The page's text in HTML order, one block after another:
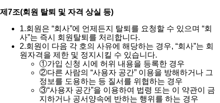
제7조(회원 탈퇴 및 자격 상실 등)
1.회원은 “회사”에 언제든지 탈퇴를 요청할 수 있으며 “회
사”는 즉시 회원탈퇴를 처리합니다.
2.회원이 다음 각 호의 사유에 해당하는 경우, “회사”는 회
원자격을 제한 및 정지시킬 수 있습니다.
①가입 신청 시에 허위 내용을 등록한 경우
②다른 사람의 “사용자 공간” 이용을 방해하거나 그
정보를 도용하는 등 질서를 위협하는 경우
③“사용자 공간”을 이용하여 법령 또는 이 약관이 금
지하거나 공서양속에 반하는 행위를 하는 경우